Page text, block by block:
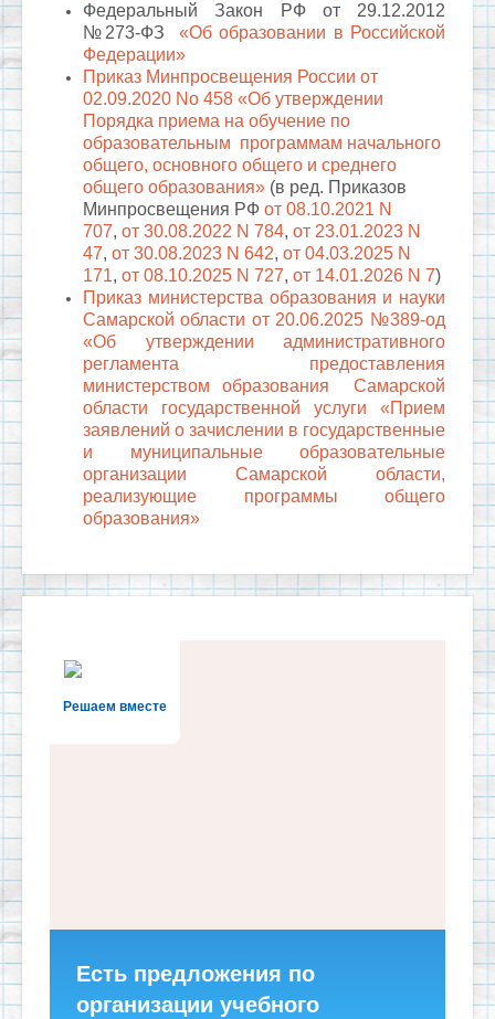
Федеральный Закон РФ от 29.12.2012
№273-ФЗ «Об образовании в Российской
Федерации»
Приказ Минпросвещения России от
02.09.2020 No 458 «Об утверждении
Порядка приема на обучение по
образовательным программам начального
общего, основного общего и среднего
общего образования» (в ред. Приказов
Минпросвещения РФ от 08.10.2021 N
707, от 30.08.2022 N 784, от 23.01.2023 N
47, от 30.08.2023 N 642, от 04.03.2025 N
171, от 08.10.2025 N 727, от 14.01.2026 N 7)
Приказ министерства образования и науки
Самарской области от 20.06.2025 №389-од
«Об утверждении административного
регламента предоставления
министерством образования Самарской
области государственной услуги «Прием
заявлений о зачислении в государственные
и муниципальные образовательные
организации Самарской области,
реализующие программы общего
образования»
Решаем вместе
Есть предложения по
организации учебного